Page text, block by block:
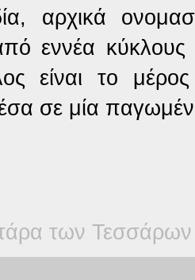
αρχικά
από εννέα
είναι το
σε μία
των